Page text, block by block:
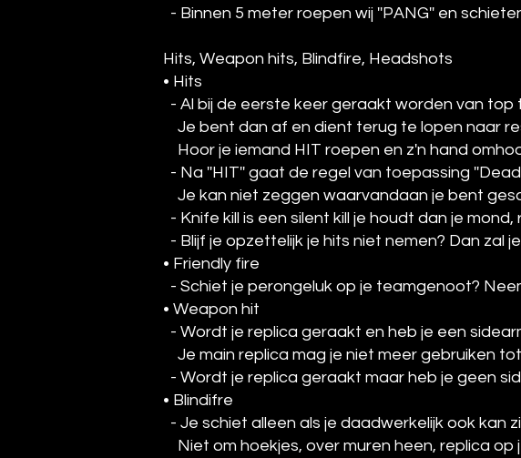
- Binnen 5 meter roepen wij ''PANG'' en
Hits, Weapon hits, Blindfire, Headshots
• Hits
- Al bij de eerste keer geraakt worden van top
Je bent dan af en dient terug te lopen naar
Hoor je iemand HIT roepen en z'n hand
- Na ''HIT'' gaat de regel van toepassing
Je kan niet zeggen waarvandaan je bent
- Knife kill is een silent kill je houdt dan je
- Blijf je opzettelijk je hits niet nemen? Dan zal
• Friendly fire
- Schiet je perongeluk op je teamgenoot?
• Weapon hit
- Wordt je replica geraakt en heb je een
Je main replica mag je niet meer gebruiken
- Wordt je replica geraakt maar heb je geen
• Blindifre
- Je schiet alleen als je daadwerkelijk ook kan
Niet om hoekjes, over muren heen, replica